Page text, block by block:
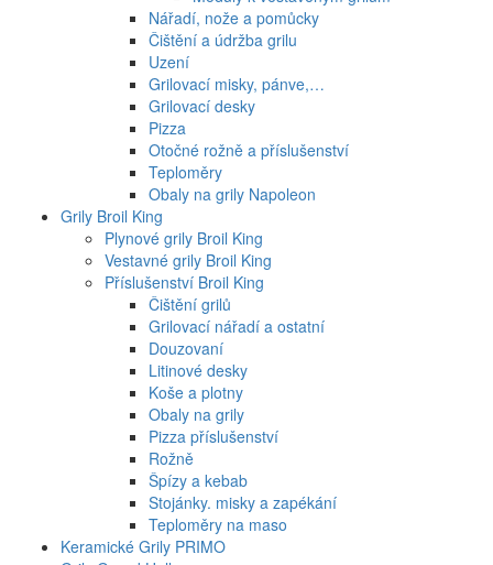
Nářadí, nože a pomůcky
Čištění a údržba grilu
Uzení
Grilovací misky, pánve,…
Grilovací desky
Pizza
Otočné rožně a příslušenství
Teploměry
Obaly na grily Napoleon
Grily Broil King
Plynové grily Broil King
Vestavné grily Broil King
Příslušenství Broil King
Čištění grilů
Grilovací nářadí a ostatní
Douzovaní
Litinové desky
Koše a plotny
Obaly na grily
Pizza příslušenství
Rožně
Špízy a kebab
Stojánky. misky a zapékání
Teploměry na maso
Keramické Grily PRIMO